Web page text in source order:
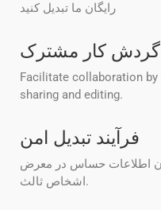
رایگان ما تبدیل کنید
گردش کار مشترک
Facilitate collaboration
sharing and editing.
فرآیند تبدیل امن
اطلاعات حساس در معرض
اشخاص ثالث.